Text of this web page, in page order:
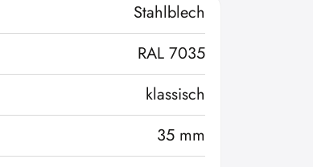
Stahlblech
RAL 7035
klassisch
35 mm